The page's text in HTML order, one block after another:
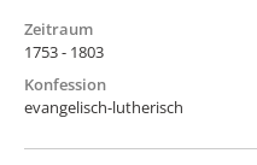
Zeitraum
1753 - 1803
Konfession
evangelisch-lutherisch